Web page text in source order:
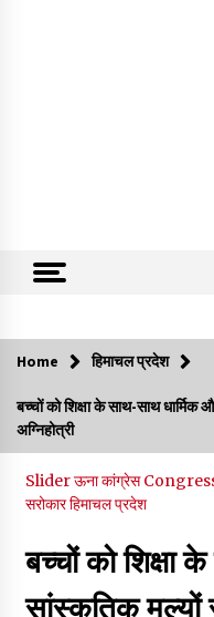
बड़ी ख़बर –
शिक्षा
05/08/
पिंजौर-बद्दी
Home हिमाचल प्रदेश
बच्चों को शिक्षा के साथ-साथ
अग्निहोत्री
Sliderऊनाकांग्रेस
सरोकारहिमाचल प्रदेश
बच्चों को शिक्षा
सांस्कृतिक